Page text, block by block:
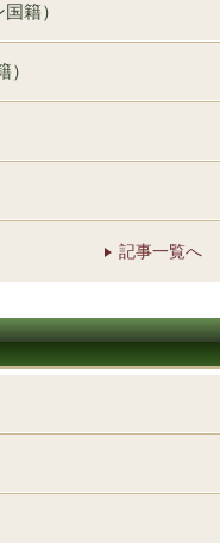
籍）
記事一覧へ